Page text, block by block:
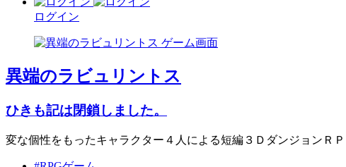
ログイン
異端のラビュリントス
ひきも記は閉鎖しました。
変な個性をもったキャラクター４人による短編３ＤダンジョンＲＰ